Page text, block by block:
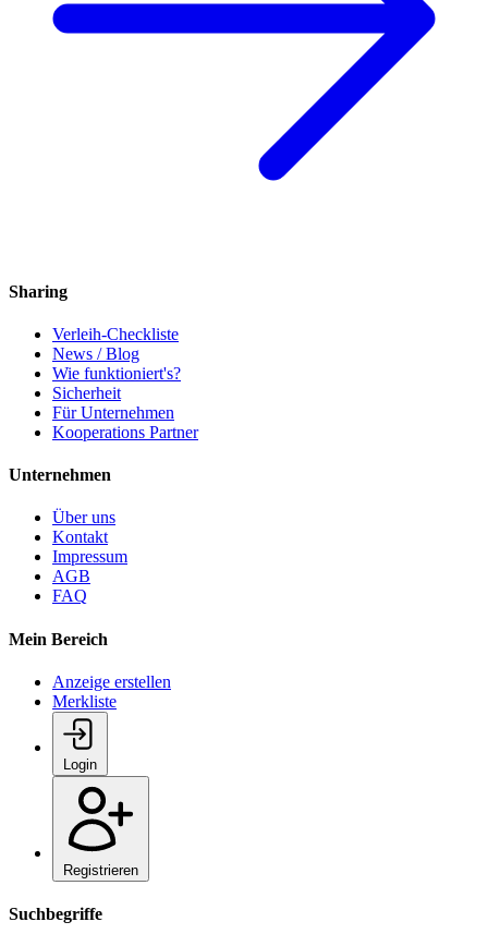
Sharing
Verleih-Checkliste
News / Blog
Wie funktioniert's?
Sicherheit
Für Unternehmen
Kooperations Partner
Unternehmen
Über uns
Kontakt
Impressum
AGB
FAQ
Mein Bereich
Anzeige erstellen
Merkliste
Login
Registrieren
Suchbegriffe